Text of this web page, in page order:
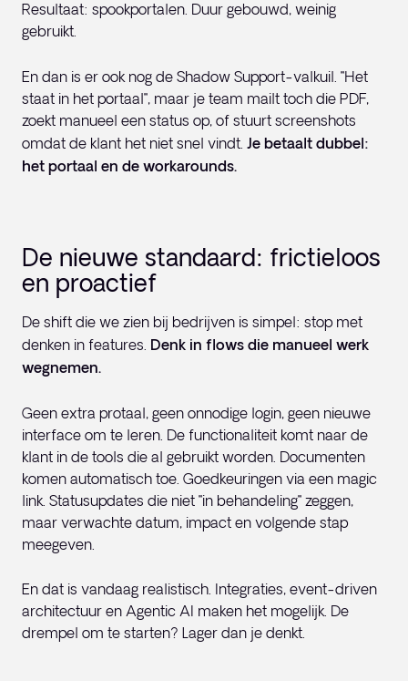
Resultaat: spookportalen. Duur gebouwd, weinig
gebruikt.
En dan is er ook nog de Shadow Support-valkuil. "Het
staat in het portaal", maar je team mailt toch die PDF,
zoekt manueel een status op, of stuurt screenshots
omdat de klant het niet snel vindt. Je betaalt dubbel:
het portaal en de workarounds.
De nieuwe standaard: frictieloos
en proactief
De shift die we zien bij bedrijven is simpel: stop met
denken in features. Denk in flows die manueel werk
wegnemen.
Geen extra protaal, geen onnodige login, geen nieuwe
interface om te leren. De functionaliteit komt naar de
klant in de tools die al gebruikt worden. Documenten
komen automatisch toe. Goedkeuringen via een magic
link. Statusupdates die niet "in behandeling" zeggen,
maar verwachte datum, impact en volgende stap
meegeven.
En dat is vandaag realistisch. Integraties, event-driven
architectuur en Agentic AI maken het mogelijk. De
drempel om te starten? Lager dan je denkt.